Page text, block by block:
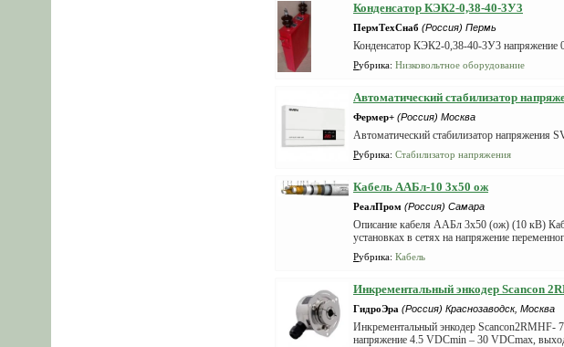
Конденсатор КЭК2-0,38-40-3У3
ПермТехСнаб (Россия) Пермь
Конденсатор КЭК2-0,38-40-3У3 напряжение
Рубрика: Низковольтное оборудование
Автоматический стабилизатор
Фермер+ (Россия) Москва
Автоматический стабилизатор напряжения
Рубрика: Стабилизатор напряжения
Кабель ААБл-10 3х50 ож
РеалПром (Россия) Самара
Описание кабеля ААБл 3х50 (ож) (10 кВ)
установках в сетях на напряжение
Рубрика: Кабель
Инкрементальный энкодер Scancon
ГидроЭра (Россия) Краснозаводск, Москва
Инкрементальный энкодер Scancon2RMHF-
напряжение 4.5 VDCmin – 30 VDCmax,